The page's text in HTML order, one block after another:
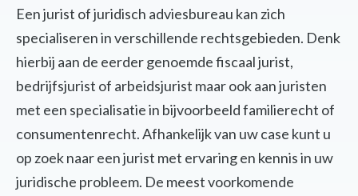
Een jurist of juridisch adviesbureau kan zich
specialiseren in verschillende rechtsgebieden. Denk
hierbij aan de eerder genoemde fiscaal jurist,
bedrijfsjurist of arbeidsjurist maar ook aan juristen
met een specialisatie in bijvoorbeeld familierecht of
consumentenrecht. Afhankelijk van uw case kunt u
op zoek naar een jurist met ervaring en kennis in uw
juridische probleem. De meest voorkomende